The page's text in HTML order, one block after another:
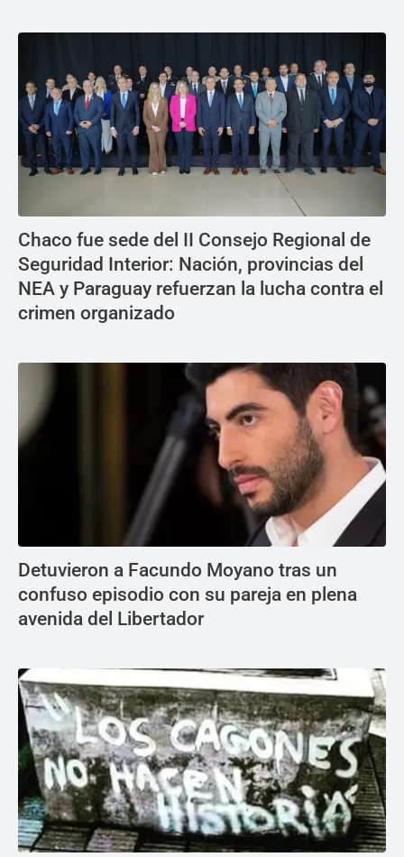
Chaco fue sede del II Consejo Regional de
Seguridad Interior: Nación, provincias del
NEA y Paraguay refuerzan la lucha contra el
crimen organizado
Detuvieron a Facundo Moyano tras un
confuso episodio con su pareja en plena
avenida del Libertador